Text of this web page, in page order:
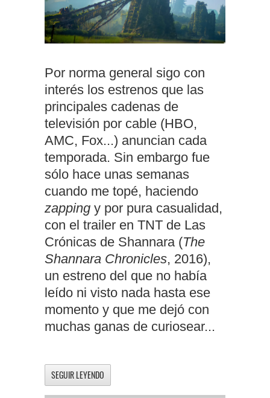
Por norma general sigo con
interés los estrenos que las
principales cadenas de
televisión por cable (HBO,
AMC, Fox...) anuncian cada
temporada. Sin embargo fue
sólo hace unas semanas
cuando me topé, haciendo
zapping y por pura casualidad,
con el trailer en TNT de Las
Crónicas de Shannara (The
Shannara Chronicles, 2016),
un estreno del que no había
leído ni visto nada hasta ese
momento y que me dejó con
muchas ganas de curiosear...
SEGUIR LEYENDO